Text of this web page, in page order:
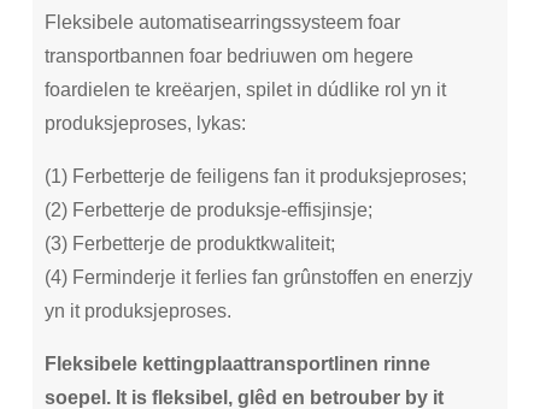
Fleksibele automatisearringssysteem foar
transportbannen foar bedriuwen om hegere
foardielen te kreëarjen, spilet in dúdlike rol yn it
produksjeproses, lykas:
(1) Ferbetterje de feiligens fan it produksjeproses;
(2) Ferbetterje de produksje-effisjinsje;
(3) Ferbetterje de produktkwaliteit;
(4) Ferminderje it ferlies fan grûnstoffen en enerzjy
yn it produksjeproses.
Fleksibele kettingplaattransportlinen rinne
soepel. It is fleksibel, glêd en betrouber by it